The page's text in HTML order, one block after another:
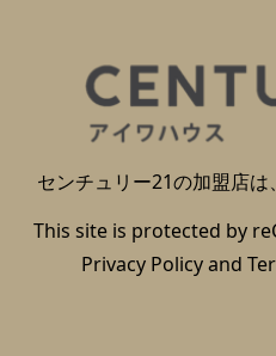
センチュリー21の加盟店は
This site is protected by
Privacy Policyand